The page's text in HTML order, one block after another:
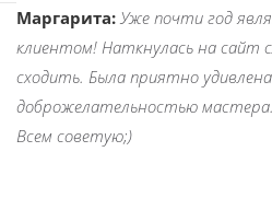
Маргарита: Уже почти год
клиентом! Наткнулась на сайт
сходить. Была приятно
доброжелательностью
Всем советую;)